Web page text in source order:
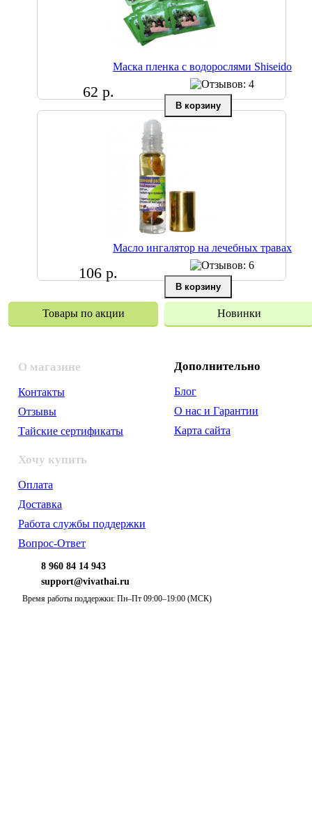
Маска пленка с водорослями Shiseido
62 р.
Масло ингалятор на лечебных травах
106 р.
Товары по акции Новинки
О магазине
Контакты
Отзывы
Тайские сертификаты
Хочу купить
Оплата
Доставка
Работа службы поддержки
Вопрос-Ответ
Дополнительно
Блог
О нас и Гарантии
Карта сайта
8 960 84 14 943
support@vivathai.ru
Время работы поддержки: Пн–Пт 09:00–19:00 (МСК)